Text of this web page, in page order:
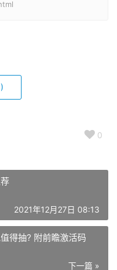
0
2021年12月27日 08:13
得抽? 附前瞻激活码
下一篇 »